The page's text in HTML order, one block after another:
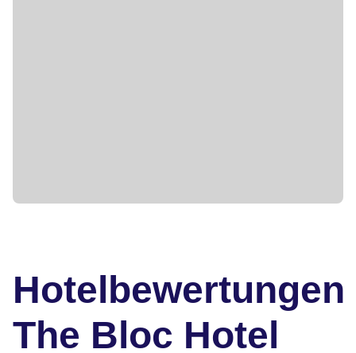
Hotelbewertungen
The Bloc Hotel